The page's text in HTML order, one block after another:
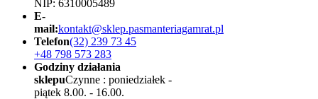
NIP: 6310005489
E-
mail:kontakt@sklep.pasmanteriagamrat.pl
Telefon(32) 239 73 45
+48 798 573 283
Godziny działania
sklepuCzynne : poniedziałek -
piątek 8.00. - 16.00.